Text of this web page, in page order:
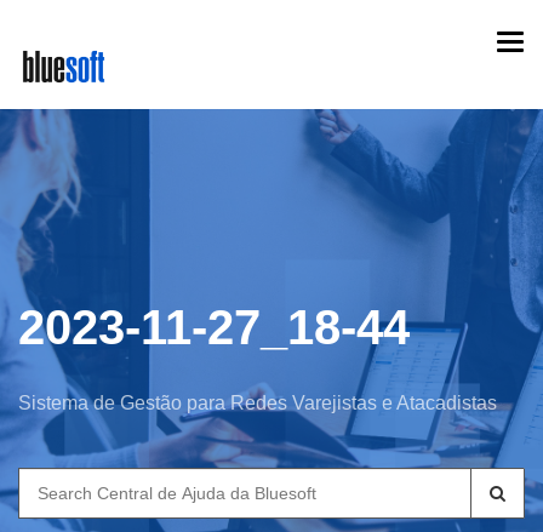
main
content
2023-11-27_18-44
Sistema de Gestão para Redes Varejistas e Atacadistas
Search
for: